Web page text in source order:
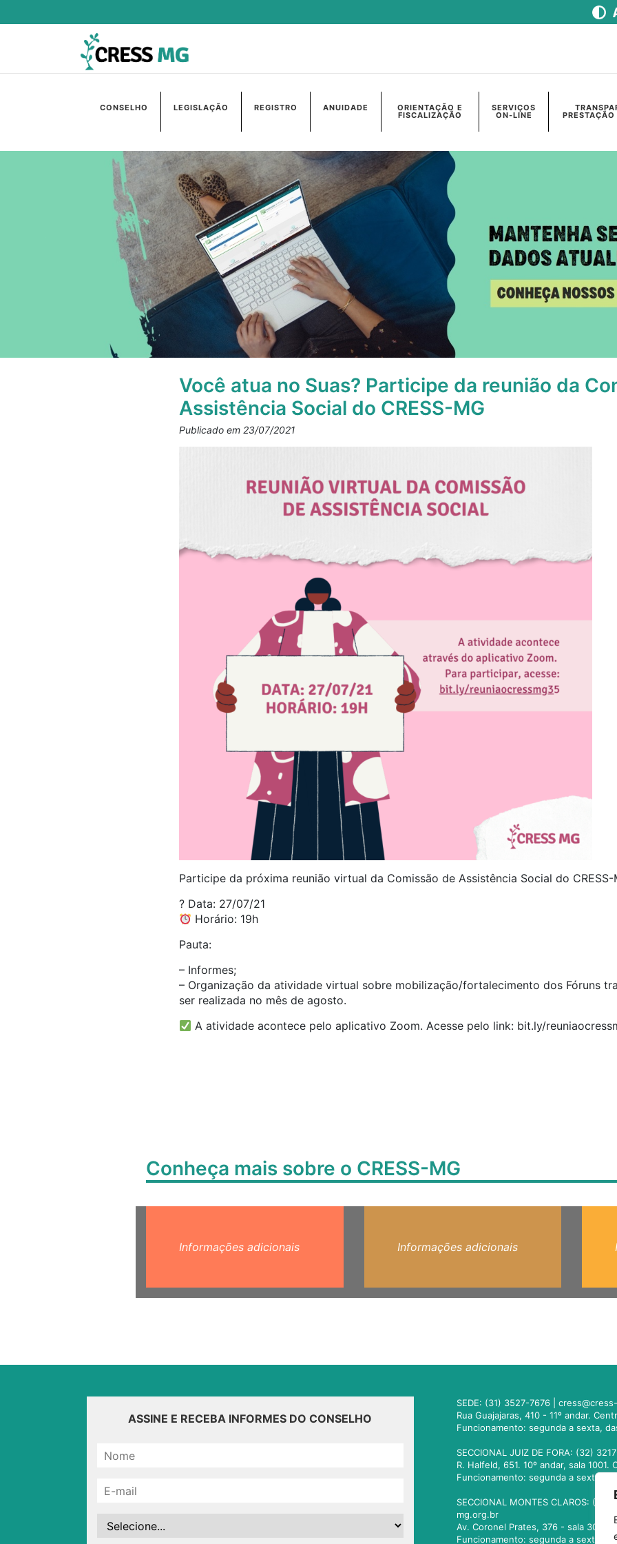
CONSELHO LEGISLAÇÃO REGISTRO ANUIDADE ORIENTAÇÃO E
FISCALIZAÇÃO
SERVIÇOS
ON-LINE
Você atua no Suas? Participe da reunião da
Assistência Social do CRESS-MG
Publicado em 23/07/2021
Participe da próxima reunião virtual da Comissão de Assistência Social do CRESS-
?️ Data: 27/07/21
Horário: 19h
Pauta:
– Informes;
– Organização da atividade virtual sobre mobilização/fortalecimento dos Fóruns
ser realizada no mês de agosto.
A atividade acontece pelo aplicativo Zoom. Acesse pelo link: bit.ly/
Conheça mais sobre o CRESS-MG
Informações adicionais Informações adicionais
ASSINE E RECEBA INFORMES DO CONSELHO
SEDE: (31) 3527-7676 |
Rua Guajajaras, 410 - 11º andar.
Funcionamento: segunda a sexta,
SECCIONAL JUIZ DE FORA: (32)
R. Halfeld, 651. 10º andar, sala
Funcionamento: segunda a sexta,
SECCIONAL MONTES CLAROS:
mg.org.br
Av. Coronel Prates, 376 - sala 301.
Funcionamento: segunda a sexta,